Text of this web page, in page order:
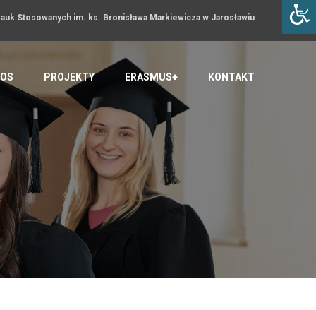
Stosowanych im. ks. Bronisława Markiewicza w Jarosławiu
PROJEKTY ERASMUS+ KONTAKT